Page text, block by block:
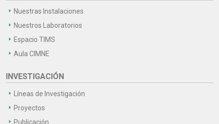
Nuestras Instalaciones
Nuestros Laboratorios
Espacio TIMS
Aula CIMNE
INVESTIGACIÓN
Líneas de Investigación
Proyectos
Publicación